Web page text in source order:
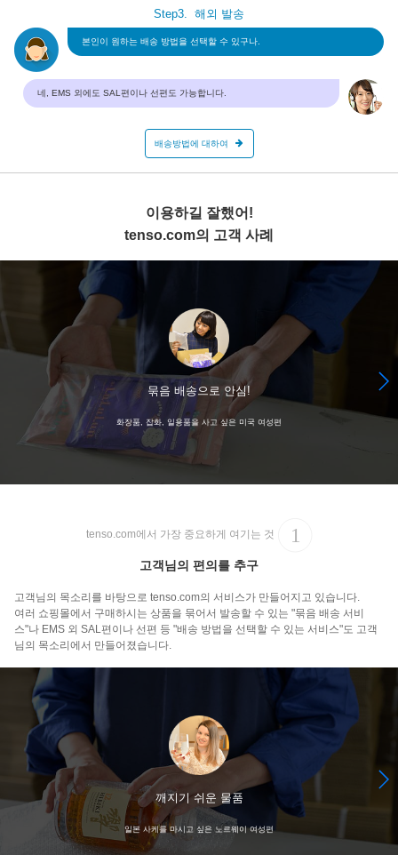
Step3. 해외 발송
본인이 원하는 배송 방법을 선택할 수 있구나.
네, EMS 외에도 SAL편이나 선편도 가능합니다.
배송방법에 대하여
이용하길 잘했어!
tenso.com의 고객 사례
묶음 배송으로 안심!
화장품, 잡화, 일용품을 사고 싶은 미국 여성편
tenso.com에서 가장 중요하게 여기는 것
고객님의 편의를 추구
고객님의 목소리를 바탕으로 tenso.com의 서비스가 만들어지고 있습니다.
여러 쇼핑몰에서 구매하시는 상품을 묶어서 발송할 수 있는 "묶음 배송 서비
스"나 EMS 외 SAL편이나 선편 등 "배송 방법을 선택할 수 있는 서비스"도 고객
님의 목소리에서 만들어졌습니다.
깨지기 쉬운 물품
일본 사케를 마시고 싶은 노르웨이 여성편